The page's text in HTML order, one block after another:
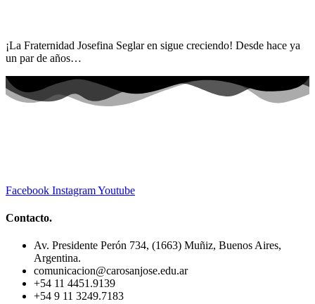
¡La Fraternidad Josefina Seglar en sigue creciendo! Desde hace ya
un par de años…
Facebook InstagramYoutube
Contacto.
Av. Presidente Perón 734, (1663) Muñiz, Buenos Aires,
Argentina.
comunicacion@carosanjose.edu.ar
+54 11 4451.9139
+54 9 11 3249.7183